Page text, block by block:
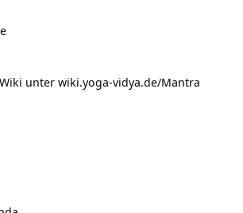
unter wiki.yoga-vidya.de/Mantra